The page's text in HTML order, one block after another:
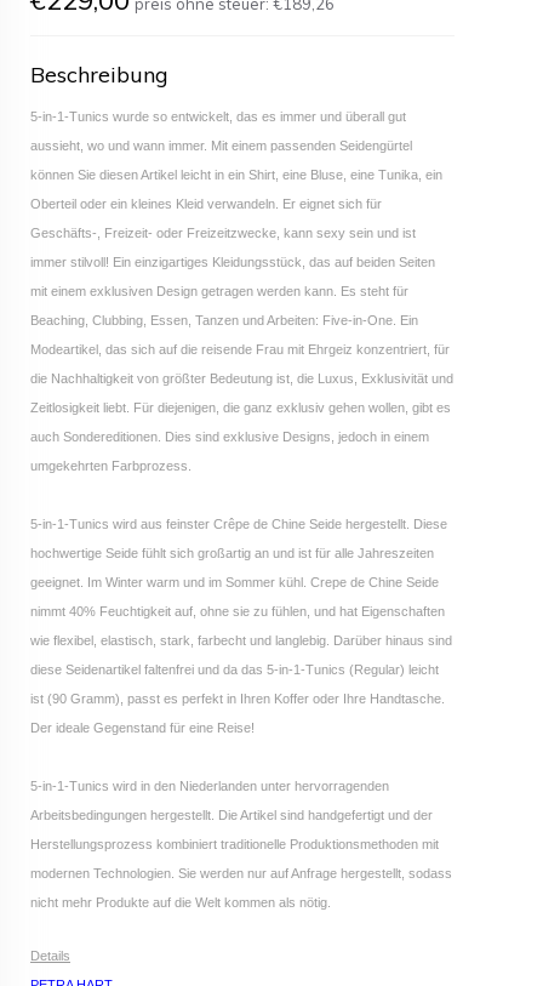
preis ohne steuer: €189,26
Beschreibung
5-in-1-Tunics wurde so entwickelt, das es immer und überall gut
aussieht, wo und wann immer. Mit einem passenden Seidengürtel
können Sie diesen Artikel leicht in ein Shirt, eine Bluse, eine Tunika, ein
Oberteil oder ein kleines Kleid verwandeln. Er eignet sich für
Geschäfts-, Freizeit- oder Freizeitzwecke, kann sexy sein und ist
immer stilvoll! Ein einzigartiges Kleidungsstück, das auf beiden Seiten
mit einem exklusiven Design getragen werden kann. Es steht für
Beaching, Clubbing, Essen, Tanzen und Arbeiten: Five-in-One. Ein
Modeartikel, das sich auf die reisende Frau mit Ehrgeiz konzentriert, für
die Nachhaltigkeit von größter Bedeutung ist, die Luxus, Exklusivität und
Zeitlosigkeit liebt. Für diejenigen, die ganz exklusiv gehen wollen, gibt es
auch Sondereditionen. Dies sind exklusive Designs, jedoch in einem
umgekehrten Farbprozess.
5-in-1-Tunics wird aus feinster Crêpe de Chine Seide hergestellt. Diese
hochwertige Seide fühlt sich großartig an und ist für alle Jahreszeiten
geeignet. Im Winter warm und im Sommer kühl. Crepe de Chine Seide
nimmt 40% Feuchtigkeit auf, ohne sie zu fühlen, und hat Eigenschaften
wie flexibel, elastisch, stark, farbecht und langlebig. Darüber hinaus sind
diese Seidenartikel faltenfrei und da das 5-in-1-Tunics (Regular) leicht
ist (90 Gramm), passt es perfekt in Ihren Koffer oder Ihre Handtasche.
Der ideale Gegenstand für eine Reise!
5-in-1-Tunics wird in den Niederlanden unter hervorragenden
Arbeitsbedingungen hergestellt. Die Artikel sind handgefertigt und der
Herstellungsprozess kombiniert traditionelle Produktionsmethoden mit
modernen Technologien. Sie werden nur auf Anfrage hergestellt, sodass
nicht mehr Produkte auf die Welt kommen als nötig.
Details